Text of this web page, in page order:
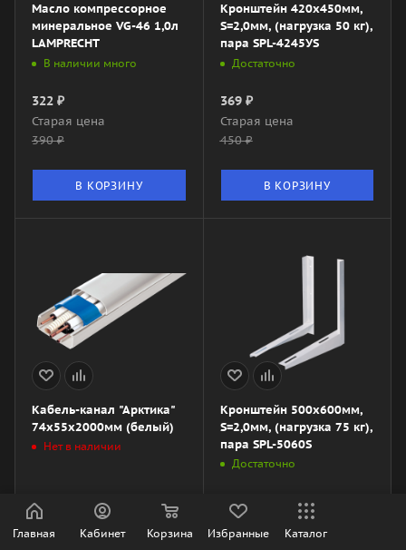
Масло компрессорное
минеральное VG-46 1,0л
LAMPRECHT
В наличии много
322 ₽
Старая цена
390₽
В КОРЗИНУ
Кронштейн 420x450мм,
S=2,0мм, (нагрузка 50 кг),
пара SPL-4245УS
Достаточно
369₽
Старая цена
450₽
В КОРЗИНУ
Кабель-канал "Арктика"
74х55х2000мм (белый)
Нет в наличии
587
Старая цена
710₽
Кронштейн 500x600мм,
S=2,0мм, (нагрузка 75 кг),
пара SPL-5060S
Достаточно
608₽
Старая цена
730₽
Главная Кабинет Корзина Избранные Каталог